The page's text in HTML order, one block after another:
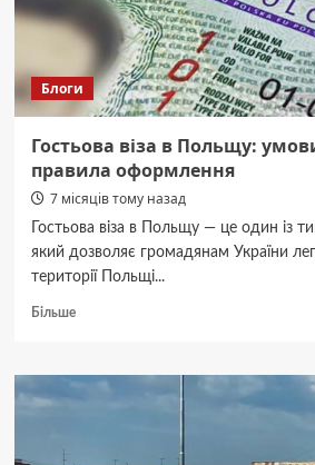
“відходи”
допоможуть
обігріві
оселі
3
способи
зекономити
Блоги
Гостьова віза в Польщу:
правила оформлення
7 місяців тому назад
Гостьова віза в Польщу — це один із
який дозволяє громадянам України
території Польщі...
БільшеДокладніше
віза
документи